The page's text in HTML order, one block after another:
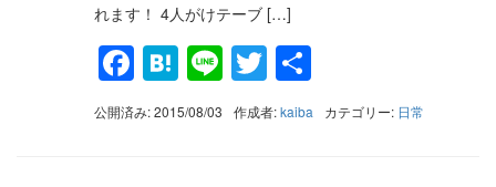
れます！ 4人がけテーブ […]
Facebook
Hatena
LineTwitter
有
公開済み: 2015/08/03 作成者:kaiba カテゴリー: 日常